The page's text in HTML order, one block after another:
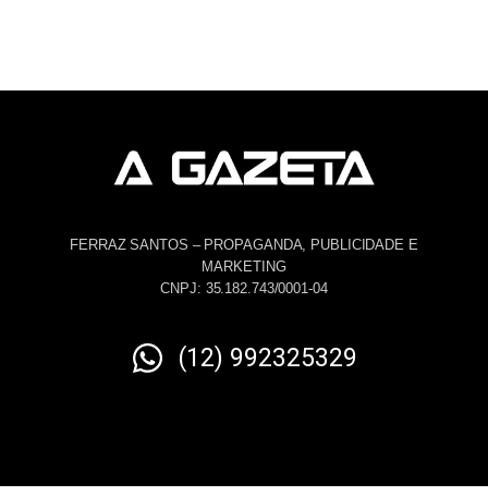
FERRAZ SANTOS – PROPAGANDA, PUBLICIDADE E
MARKETING
CNPJ: 35.182.743/0001-04
(12) 992325329